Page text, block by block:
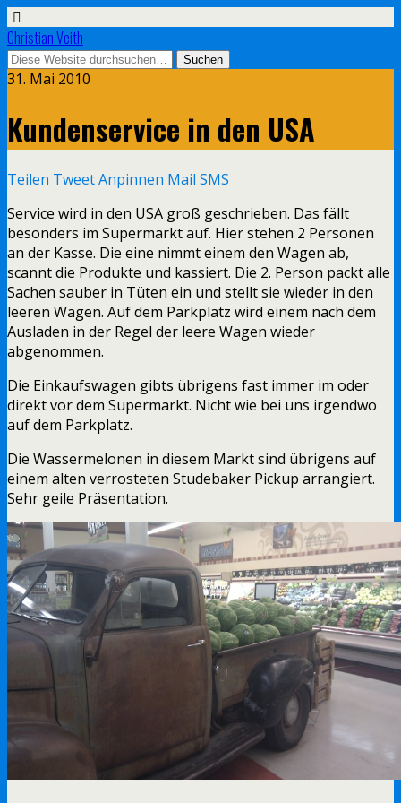
Christian Veith
31. Mai 2010
Kundenservice in den USA
Teilen TweetAnpinnen Mail SMS
Service wird in den USA groß geschrieben. Das fällt
besonders im Supermarkt auf. Hier stehen 2 Personen
an der Kasse. Die eine nimmt einem den Wagen ab,
scannt die Produkte und kassiert. Die 2. Person packt alle
Sachen sauber in Tüten ein und stellt sie wieder in den
leeren Wagen. Auf dem Parkplatz wird einem nach dem
Ausladen in der Regel der leere Wagen wieder
abgenommen.
Die Einkaufswagen gibts übrigens fast immer im oder
direkt vor dem Supermarkt. Nicht wie bei uns irgendwo
auf dem Parkplatz.
Die Wassermelonen in diesem Markt sind übrigens auf
einem alten verrosteten Studebaker Pickup arrangiert.
Sehr geile Präsentation.